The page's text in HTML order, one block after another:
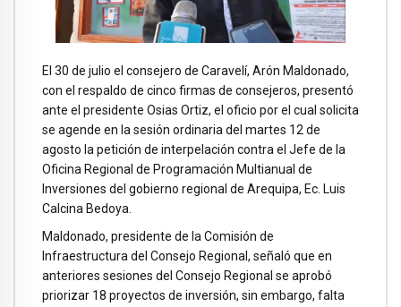
El 30 de julio el consejero de Caravelí, Arón Maldonado,
con el respaldo de cinco firmas de consejeros, presentó
ante el presidente Osias Ortiz, el oficio por el cual solicita
se agende en la sesión ordinaria del martes 12 de
agosto la petición de interpelación contra el Jefe de la
Oficina Regional de Programación Multianual de
Inversiones del gobierno regional de Arequipa, Ec. Luis
Calcina Bedoya.
Maldonado, presidente de la Comisión de
Infraestructura del Consejo Regional, señaló que en
anteriores sesiones del Consejo Regional se aprobó
priorizar 18 proyectos de inversión, sin embargo, falta